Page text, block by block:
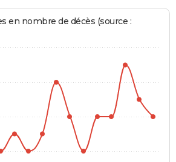
en nombre de décès (source :